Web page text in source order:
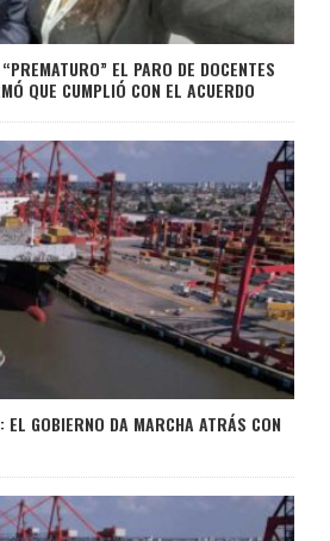
EL PARO DE DOCENTES
QUE CUMPLIÓ CON EL ACUERDO
EL GOBIERNO DA MARCHA ATRÁS CON